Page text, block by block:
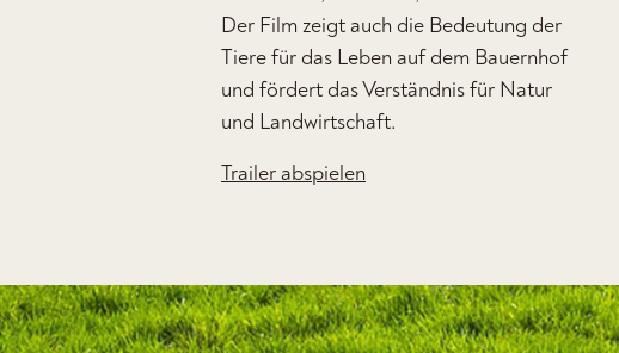
Der Film zeigt auch die Bedeutung der
Tiere für das Leben auf dem Bauernhof
und fördert das Verständnis für Natur
und Landwirtschaft.
Trailer abspielen